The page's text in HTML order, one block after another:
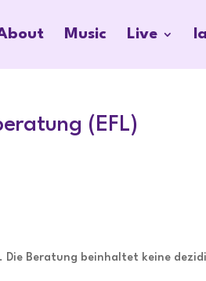
Music Live
(EFL)
Die Beratung beinhaltet keine